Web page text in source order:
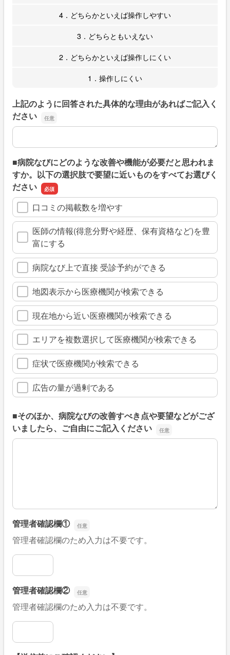
4．どちらかといえば操作しやすい
3．どちらともいえない
2．どちらかといえば操作しにくい
1．操作しにくい
上記のように回答された具体的な理由があればご記入く
ださい
上記のように回答された具体的な理由があればご記入くだ
■病院なびにどのような改善や機能が必要だと思われま
すか。以下の選択肢で要望に近いものをすべてお選びく
ださい
口コミの掲載数を増やす
医師の情報(得意分野や経歴、保有資格など)を豊
富にする
病院なび上で直接 受診予約ができる
地図表示から医療機関が検索できる
現在地から近い医療機関が検索できる
エリアを複数選択して医療機関が検索できる
症状で医療機関が検索できる
広告の量が過剰である
■そのほか、病院なびの改善すべき点や要望などがござ
いましたら、ご自由にご記入ください
■そのほか、病院なびの改善すべき点や要望などがござい
管理者確認欄①
管理者確認欄のため入力は不要です。
管理者確認欄①
管理者確認欄②
管理者確認欄のため入力は不要です。
管理者確認欄②